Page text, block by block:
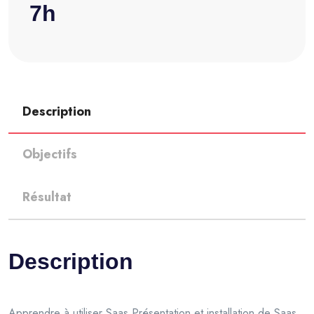
7h
Description
Objectifs
Résultat
Description